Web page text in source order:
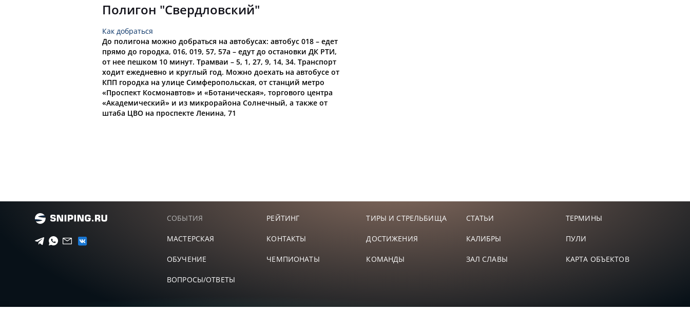
Полигон "Свердловский"
Как добраться
До полигона можно добраться на автобусах: автобус 018 – едет
прямо до городка, 016, 019, 57, 57а – едут до остановки ДК РТИ,
от нее пешком 10 минут. Трамваи – 5, 1, 27, 9, 14, 34. Транспорт
ходит ежедневно и круглый год. Можно доехать на автобусе от
КПП городка на улице Симферопольская, от станций метро
«Проспект Космонавтов» и «Ботаническая», торгового центра
«Академический» и из микрорайона Солнечный, а также от
штаба ЦВО на проспекте Ленина, 71
СОБЫТИЯ РЕЙТИНГ ТИРЫ И СТРЕЛЬБИЩА СТАТЬИ ТЕРМИНЫ
МАСТЕРСКАЯ КОНТАКТЫ ДОСТИЖЕНИЯ КАЛИБРЫ ПУЛИ
ОБУЧЕНИЕ ЧЕМПИОНАТЫ КОМАНДЫ ЗАЛ СЛАВЫ КАРТА ОБЪЕКТОВ
ВОПРОСЫ/ОТВЕТЫ